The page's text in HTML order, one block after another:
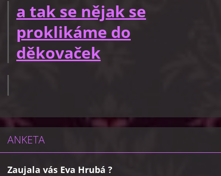
a tak se nějak se
proklikáme do
děkovaček
ANKETA
Zaujala vás Eva Hrubá ?